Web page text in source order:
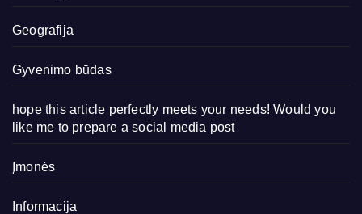
Geografija
Gyvenimo būdas
hope this article perfectly meets your needs! Would you
like me to prepare a social media post
Įmonės
Informacija